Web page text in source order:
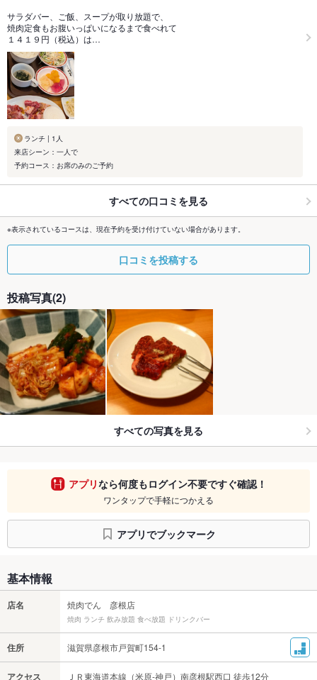
サラダバー、ご飯、スープが取り放題で、
焼肉定食もお腹いっぱいになるまで食べれて
１４１９円（税込）は…
ランチ | 1人
来店シーン：一人で
予約コース：お席のみのご予約
すべての口コミを見る
※表示されているコースは、現在予約を受け付けていない場合があります。
口コミを投稿する
投稿写真(2)
すべての写真を見る
アプリなら何度もログイン不要ですぐ確認！
ワンタップで手軽につかえる
アプリでブックマーク
基本情報
店名 焼肉でん 彦根店
焼肉 ランチ 飲み放題 食べ放題 ドリンクバー
住所 滋賀県彦根市戸賀町154-1
アクセス ＪＲ東海道本線（米原-神戸）南彦根駅西口 徒歩12分